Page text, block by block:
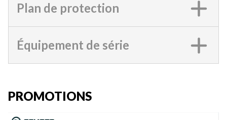
Plan de protection
Équipement de série
PROMOTIONS